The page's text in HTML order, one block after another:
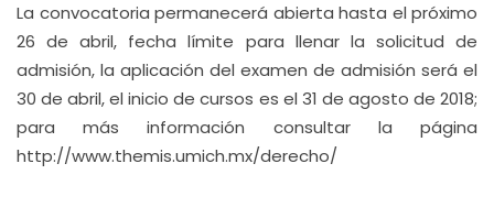
La convocatoria permanecerá abierta hasta el próximo
26 de abril, fecha límite para llenar la solicitud de
admisión, la aplicación del examen de admisión será el
30 de abril, el inicio de cursos es el 31 de agosto de 2018;
para más información consultar la página
http://www.themis.umich.mx/derecho/